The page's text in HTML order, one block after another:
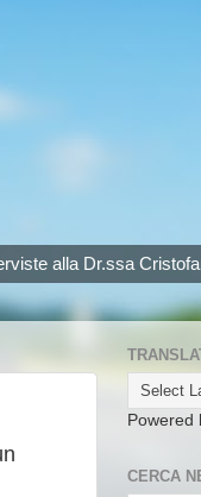
alla Dr.ssa
Powered
CERCA